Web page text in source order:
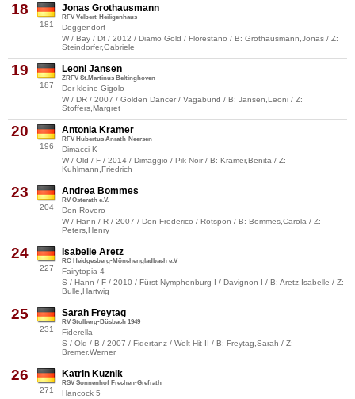
18
181
Jonas Grothausmann
RFV Velbert-Heiligenhaus
Deggendorf
W / Bay / Df / 2012 / Diamo Gold / Florestano / B: Grothausmann,Jonas / Z:
Steindorfer,Gabriele
19
187
Leoni Jansen
ZRFV St.Martinus Beltinghoven
Der kleine Gigolo
W / DR / 2007 / Golden Dancer / Vagabund / B: Jansen,Leoni / Z:
Stoffers,Margret
20
196
Antonia Kramer
RFV Hubertus Anrath-Neersen
Dimacci K
W / Old / F / 2014 / Dimaggio / Pik Noir / B: Kramer,Benita / Z:
Kuhlmann,Friedrich
23
204
Andrea Bommes
RV Osterath e.V.
Don Rovero
W / Hann / R / 2007 / Don Frederico / Rotspon / B: Bommes,Carola / Z:
Peters,Henry
24
227
Isabelle Aretz
RC Heidgesberg-Mönchengladbach e.V
Fairytopia 4
S / Hann / F / 2010 / Fürst Nymphenburg I / Davignon I / B: Aretz,Isabelle / Z:
Bulle,Hartwig
25
231
Sarah Freytag
RV Stolberg-Büsbach 1949
Fiderella
S / Old / B / 2007 / Fidertanz / Welt Hit II / B: Freytag,Sarah / Z:
Bremer,Werner
26
271
Katrin Kuznik
RSV Sonnenhof Frechen-Grefrath
Hancock 5